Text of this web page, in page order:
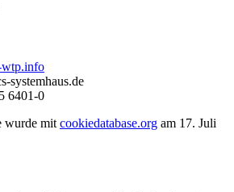
systemhaus.de
6401-0
wurde mit cookiedatabase.org am 17. Juli